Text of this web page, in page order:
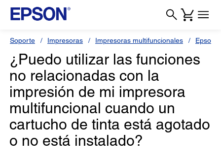
Soporte Impresoras Impresoras multifuncionales Epson
¿Puedo utilizar las funciones
no relacionadas con la
impresión de mi impresora
multifuncional cuando un
cartucho de tinta está agotado
o no está instalado?